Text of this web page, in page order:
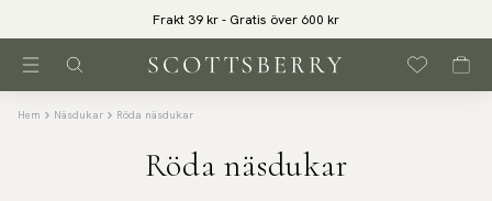
Frakt 39 kr - Gratis över 600 kr
Hem Näsdukar Röda näsdukar
Röda näsdukar